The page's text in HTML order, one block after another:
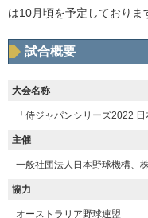
は10月頃を予定しておりま
試合概要
大会名称
「侍ジャパンシリーズ2022
主催
一般社団法人日本野球機構、
協力
オーストラリア野球連盟